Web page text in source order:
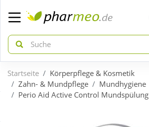
zurück
zurück
Startseite
Körperpflege & Kosmetik
Zahn- & Mundpflege
Mundhygiene
Perio Aid Active Control Mundspülung